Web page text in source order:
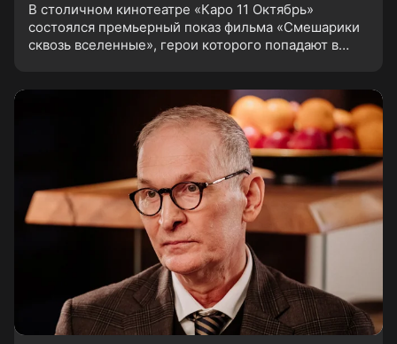
В столичном кинотеатре «Каро 11 Октябрь»
состоялся премьерный показ фильма «Смешарики
сквозь вселенные», герои которого попадают в